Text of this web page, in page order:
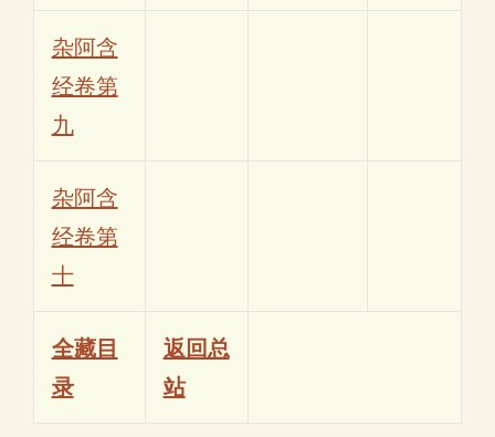
杂阿含
经卷第
九
杂阿含
经卷第
十
全藏目
录
返回总
站